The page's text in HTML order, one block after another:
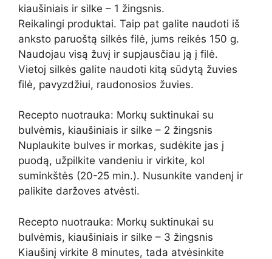
kiaušiniais ir silke – 1 žingsnis.
Reikalingi produktai. Taip pat galite naudoti iš
anksto paruoštą silkės filė, jums reikės 150 g.
Naudojau visą žuvį ir supjausčiau ją į filė.
Vietoj silkės galite naudoti kitą sūdytą žuvies
filė, pavyzdžiui, raudonosios žuvies.
Recepto nuotrauka: Morkų suktinukai su
bulvėmis, kiaušiniais ir silke – 2 žingsnis
Nuplaukite bulves ir morkas, sudėkite jas į
puodą, užpilkite vandeniu ir virkite, kol
suminkštės (20-25 min.). Nusunkite vandenį ir
palikite daržoves atvėsti.
Recepto nuotrauka: Morkų suktinukai su
bulvėmis, kiaušiniais ir silke – 3 žingsnis
Kiaušinį virkite 8 minutes, tada atvėsinkite